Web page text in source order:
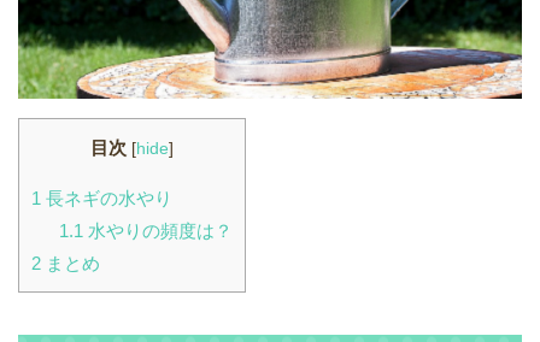
目次 [hide]
1 長ネギの水やり
1.1水やりの頻度は？
2 まとめ